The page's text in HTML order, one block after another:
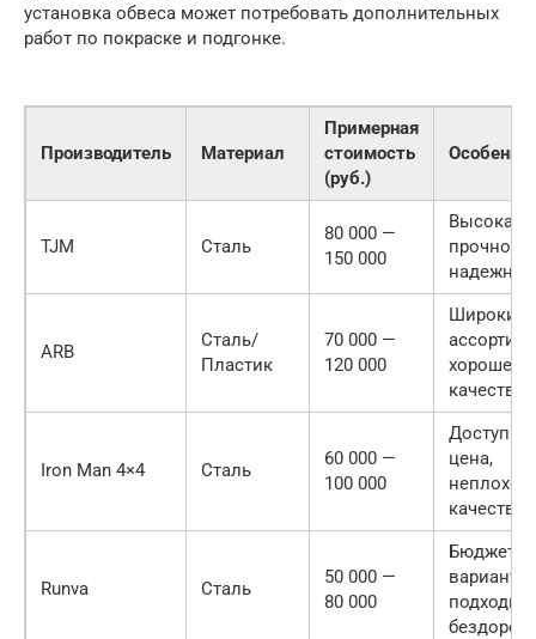
установка обвеса может потребовать дополнительных
работ по покраске и подгонке.
Производитель Материал
Примерная
стоимость
(руб.)
TJM Сталь
80 000 —
150 000
Высокая
ARB
Сталь/
Пластик
70 000 —
120 000
Широкий
хорошее
качество
Iron Man 4×4 Сталь
60 000 —
100 000
цена,
неплохое
качество
Runva Сталь
50 000 —
80 000
вариант,
подходит